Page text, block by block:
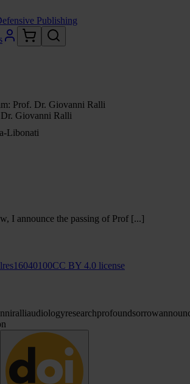
Publishing
Prof. Dr. Giovanni Ralli
Giovanni Ralli
Libonati
I announce the passing of Prof [...]
CC BY 4.0 license
ralliaudiologyresearchprofoundsorrow